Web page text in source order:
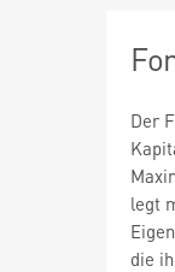
Der
legt
die